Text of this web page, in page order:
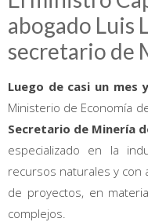
abogado Luis
secretario de
Luego de casi un mes
Ministerio de Economía
Secretario de Minería
especializado en la
recursos naturales y con
de proyectos, en
complejos.